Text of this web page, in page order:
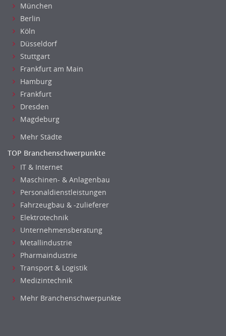
Entwicklung
Fahrzeugtechnik
Fertigungstechnik
gebaeude-versorgungs-sicherheitstechnik
Kunststofftechnik
Leitung, Teamleitung
Luft- und Raumfahrttechnik
Medizintechnik
Optiker, Akustiker
Brandschutz
Prozessmanagement
Qualitätsmanagement
Technische Dokumentation
Technischer Systemplaner, Bauzeichner
Vertriebsingenieur
Wirtschaftsingenieur
Anwendungsadministration
München
Berlin
Köln
Düsseldorf
Stuttgart
Frankfurt am Main
Hamburg
Frankfurt
Dresden
Magdeburg
Mehr Städte
TOP Branchenschwerpunkte
IT & Internet
Maschinen- & Anlagenbau
Personaldienstleistungen
Fahrzeugbau & -zulieferer
Elektrotechnik
Unternehmensberatung
Metallindustrie
Pharmaindustrie
Transport & Logistik
Medizintechnik
Mehr Branchenschwerpunkte